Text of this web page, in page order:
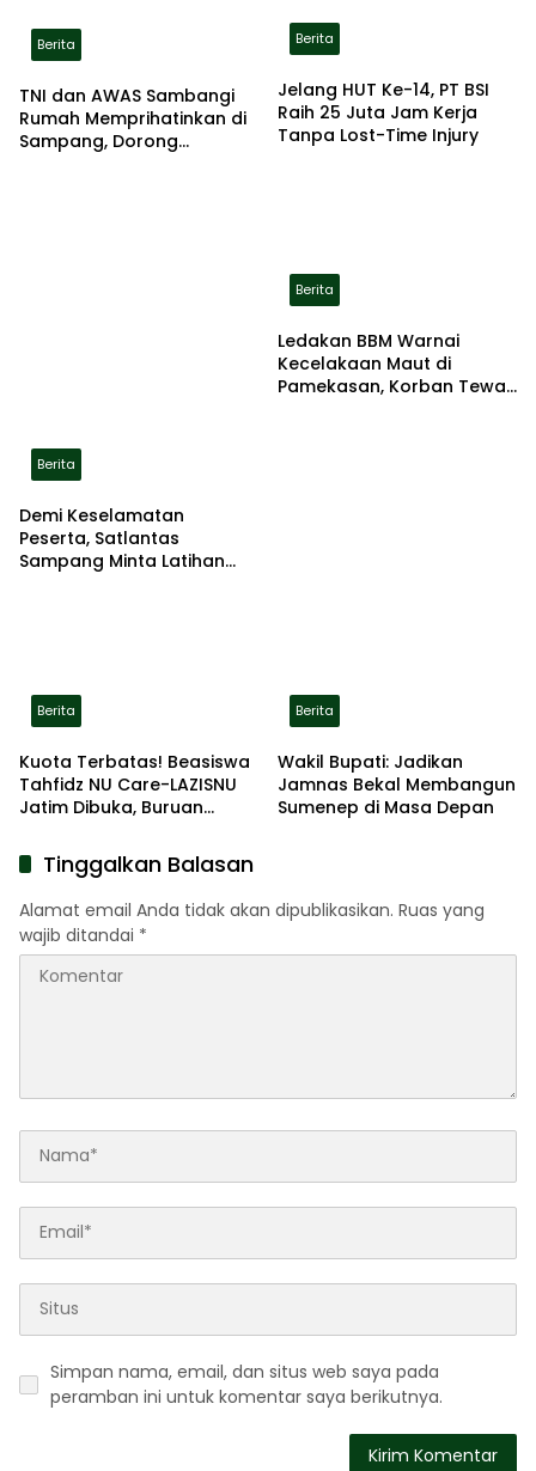
Berita
TNI dan AWAS Sambangi
Rumah Memprihatinkan di
Sampang, Dorong
Berita
Jelang HUT Ke-14, PT BSI
Raih 25 Juta Jam Kerja
Tanpa Lost-Time Injury
Berita
Demi Keselamatan
Peserta, Satlantas
Sampang Minta Latihan
Berita
Ledakan BBM Warnai
Kecelakaan Maut di
Pamekasan, Korban Tewas
Berita
Kuota Terbatas! Beasiswa
Tahfidz NU Care-LAZISNU
Jatim Dibuka, Buruan
Berita
Wakil Bupati: Jadikan
Jamnas Bekal Membangun
Sumenep di Masa Depan
Tinggalkan Balasan
Alamat email Anda tidak akan dipublikasikan. Ruas yang
wajib ditandai *
Simpan nama, email, dan situs web saya pada
peramban ini untuk komentar saya berikutnya.